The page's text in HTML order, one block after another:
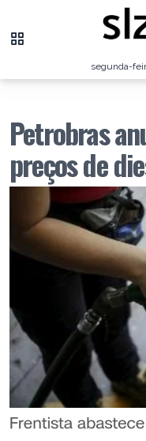
segunda-
Petrobras
preços de